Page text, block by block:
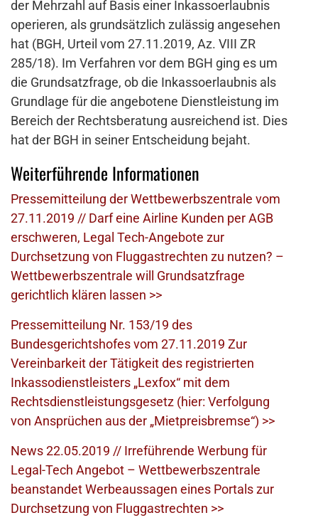
der Mehrzahl auf Basis einer Inkassoerlaubnis
operieren, als grundsätzlich zulässig angesehen
hat (BGH, Urteil vom 27.11.2019, Az. VIII ZR
285/18). Im Verfahren vor dem BGH ging es um
die Grundsatzfrage, ob die Inkassoerlaubnis als
Grundlage für die angebotene Dienstleistung im
Bereich der Rechtsberatung ausreichend ist. Dies
hat der BGH in seiner Entscheidung bejaht.
Weiterführende Informationen
Pressemitteilung der Wettbewerbszentrale vom
27.11.2019 // Darf eine Airline Kunden per AGB
erschweren, Legal Tech-Angebote zur
Durchsetzung von Fluggastrechten zu nutzen? –
Wettbewerbszentrale will Grundsatzfrage
gerichtlich klären lassen >>
Pressemitteilung Nr. 153/19 des
Bundesgerichtshofes vom 27.11.2019 Zur
Vereinbarkeit der Tätigkeit des registrierten
Inkassodienstleisters „Lexfox“ mit dem
Rechtsdienstleistungsgesetz (hier: Verfolgung
von Ansprüchen aus der „Mietpreisbremse“) >>
News 22.05.2019 // Irreführende Werbung für
Legal-Tech Angebot – Wettbewerbszentrale
beanstandet Werbeaussagen eines Portals zur
Durchsetzung von Fluggastrechten >>